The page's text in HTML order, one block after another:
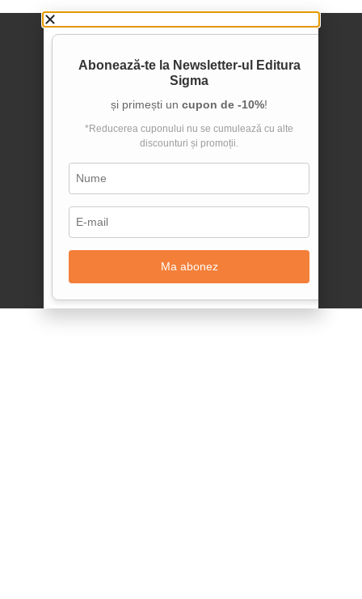
Abonează-te la Newsletter-ul Editura
Sigma
și primești un cupon de -10%!
*Reducerea cuponului nu se cumulează cu alte
discounturi și promoții.
Ma abonez